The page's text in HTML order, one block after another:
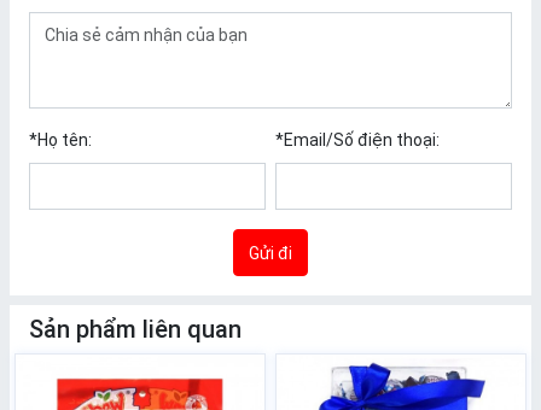
*Họ tên: *Email/Số điện thoại:
Gửi đi
Sản phẩm liên quan